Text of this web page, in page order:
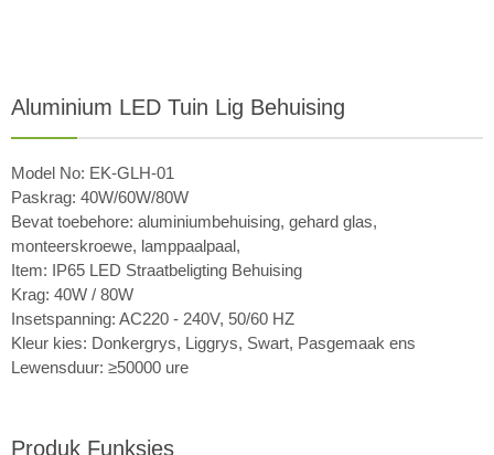
Aluminium LED Tuin Lig Behuising
Model No: EK-GLH-01
Paskrag: 40W/60W/80W
Bevat toebehore: aluminiumbehuising, gehard glas,
monteerskroewe, lamppaalpaal,
Item: IP65 LED Straatbeligting Behuising
Krag: 40W / 80W
Insetspanning: AC220 - 240V, 50/60 HZ
Kleur kies: Donkergrys, Liggrys, Swart, Pasgemaak ens
Lewensduur: ≥50000 ure
Produk Funksies